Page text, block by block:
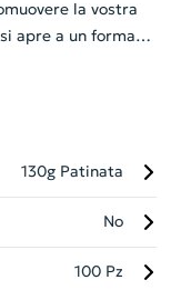
la vostra
apre a un formato
che retro, per
personalizzare
anche la
personalizzato.
130g Patinata
No
100 Pz